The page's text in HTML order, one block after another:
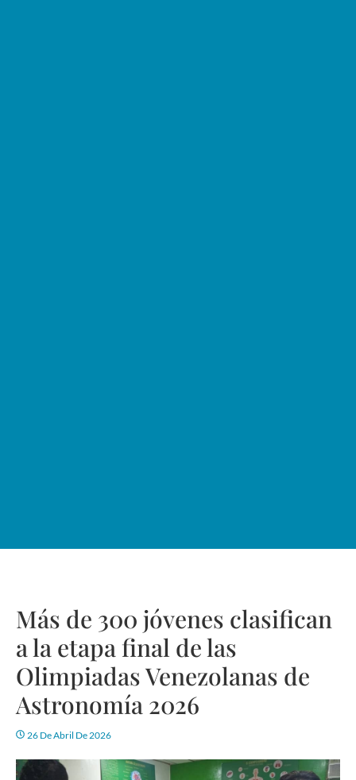
Más de 300 jóvenes clasifican
a la etapa final de las
Olimpiadas Venezolanas de
Astronomía 2026
26 De Abril De 2026